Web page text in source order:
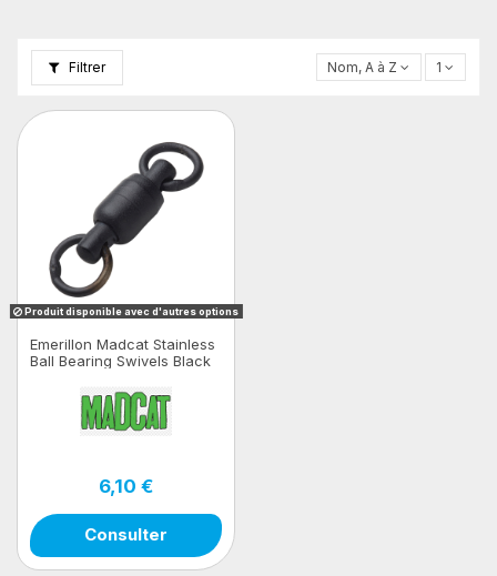
Filtrer Nom, A à Z 1
Produit disponible avec d'autres options
Emerillon Madcat Stainless
Ball Bearing Swivels Black
6,10 €
Consulter